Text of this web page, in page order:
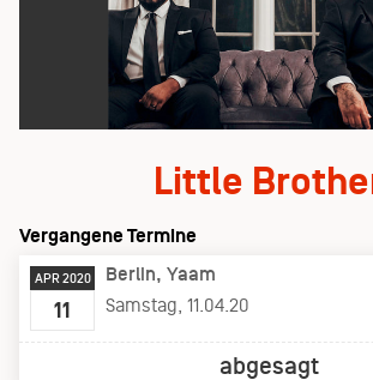
Little
Vergangene Termine
APR 2020
11
Berlin Yaam
Samstag, 11.04.20
abgesagt